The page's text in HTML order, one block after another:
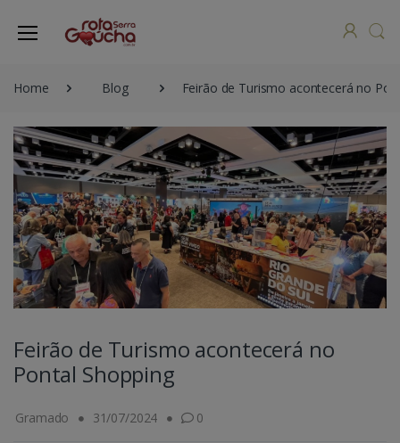
Home Blog Feirão de Turismo acontecerá no
Feirão de Turismo acontecerá no
Pontal Shopping
Gramado 31/07/2024 0